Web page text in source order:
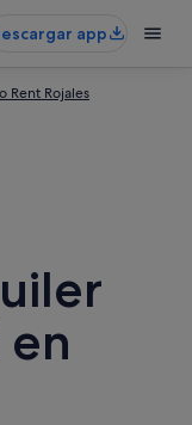
app
Rent Rojales